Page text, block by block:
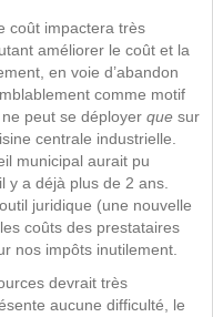
coût impactera très
améliorer le coût et la
en voie d’abandon
comme motif
peut se déployer que sur
centrale industrielle.
municipal aurait pu
y a déjà plus de 2 ans.
juridique (une nouvelle
coûts des prestataires
nos impôts inutilement.
devrait très
aucune difficulté, le